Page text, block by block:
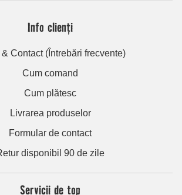
Info clienți
Contact (Întrebări frecvente)
Cum comand
Cum plătesc
Livrarea produselor
Formular de contact
disponibil 90 de zile
Servicii de top